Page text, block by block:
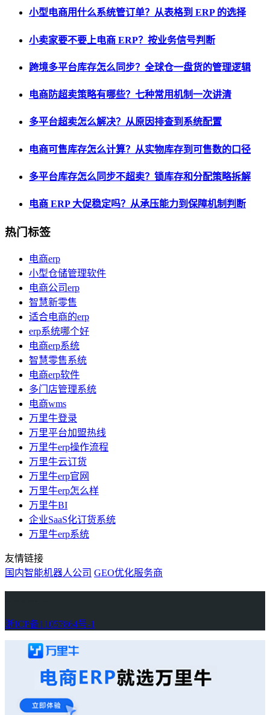
小型电商用什么系统管订单？从表格到 ERP 的选择
小卖家要不要上电商 ERP？按业务信号判断
跨境多平台库存怎么同步？全球仓一盘货的管理逻辑
电商防超卖策略有哪些？七种常用机制一次讲清
多平台超卖怎么解决？从原因排查到系统配置
电商可售库存怎么计算？从实物库存到可售数的口径
多平台库存怎么同步不超卖？锁库存和分配策略拆解
电商 ERP 大促稳定吗？从承压能力到保障机制判断
热门标签
电商erp
小型仓储管理软件
电商公司erp
智慧新零售
适合电商的erp
erp系统哪个好
电商erp系统
智慧零售系统
电商erp软件
多门店管理系统
电商wms
万里牛登录
万里平台加盟热线
万里牛erp操作流程
万里牛云订货
万里牛erp官网
万里牛erp怎么样
万里牛BI
企业SaaS化订货系统
万里牛erp系统
友情链接
国内智能机器人公司 GEO优化服务商
浙ICP备11057864号-1